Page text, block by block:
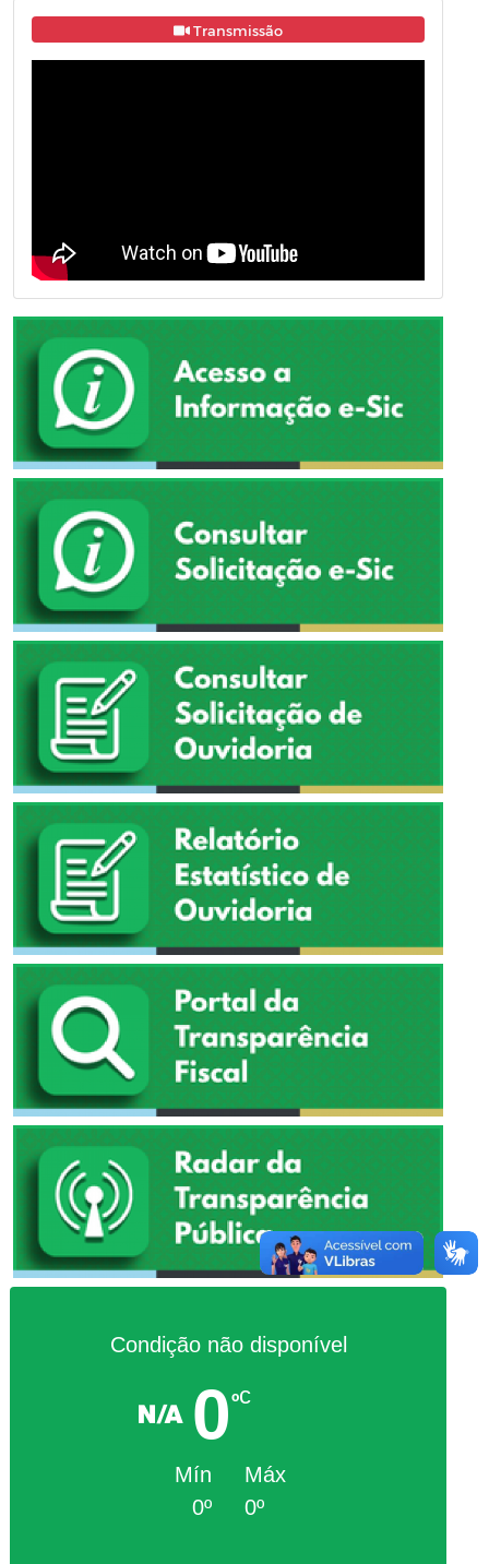
Transmissão
Condição não disponível
0ºc
Mín
0º
Máx
0º